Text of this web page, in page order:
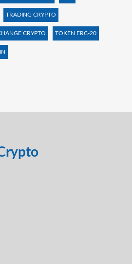
TRADING CRYPTO
CRYPTO TOKEN ERC-20